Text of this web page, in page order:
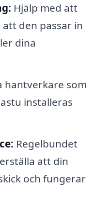
Hjälp med att
den passar in
dina
hantverkare som
installeras
Regelbundet
att din
och fungerar